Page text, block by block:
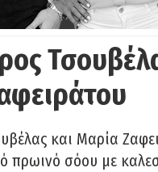
και Μαρία
πρωινό σόου με